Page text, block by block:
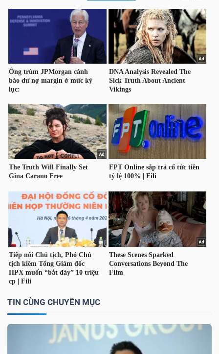
TIN CÙNG CHUYÊN MỤC
NĂNG
LƯỢNG
NGUYÊN
VẬT
LIỆU
NGHIỆP
TIÊU
DÙNG